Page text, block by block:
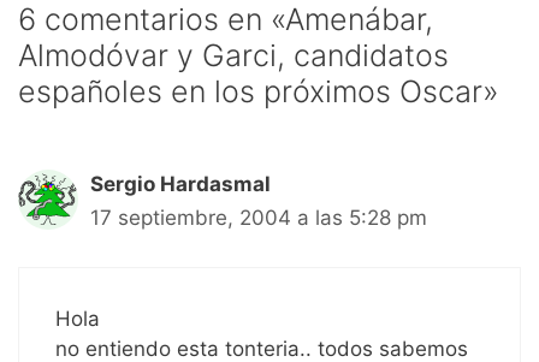
6 comentarios en «Amenábar,
Almodóvar y Garci, candidatos
españoles en los próximos Oscar»
Sergio Hardasmal
17 septiembre, 2004 a las 5:28 pm
Hola
no entiendo esta tonteria.. todos sabemos